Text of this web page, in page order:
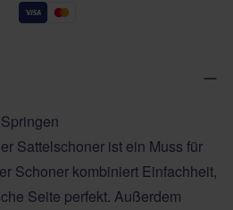
Sattelschoner ist ein Muss für
Schoner kombiniert Einfachheit,
Seite perfekt. Außerdem